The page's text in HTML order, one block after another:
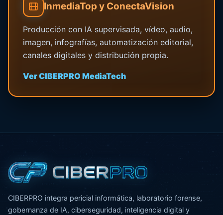
InmediaTop y ConectaVision
Producción con IA supervisada, vídeo, audio,
imagen, infografías, automatización editorial,
canales digitales y distribución propia.
Ver CIBERPRO MediaTech
CIBERPRO integra pericial informática, laboratorio forense,
gobernanza de IA, ciberseguridad, inteligencia digital y